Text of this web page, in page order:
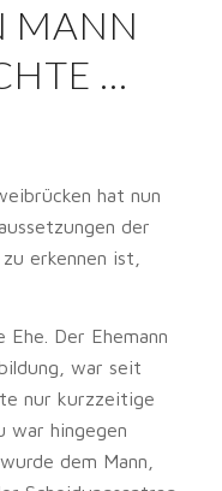
MANN
…
hat nun
der
erkennen ist,
Der Ehemann
war seit
nur kurzzeitige
war hingegen
dem Mann,